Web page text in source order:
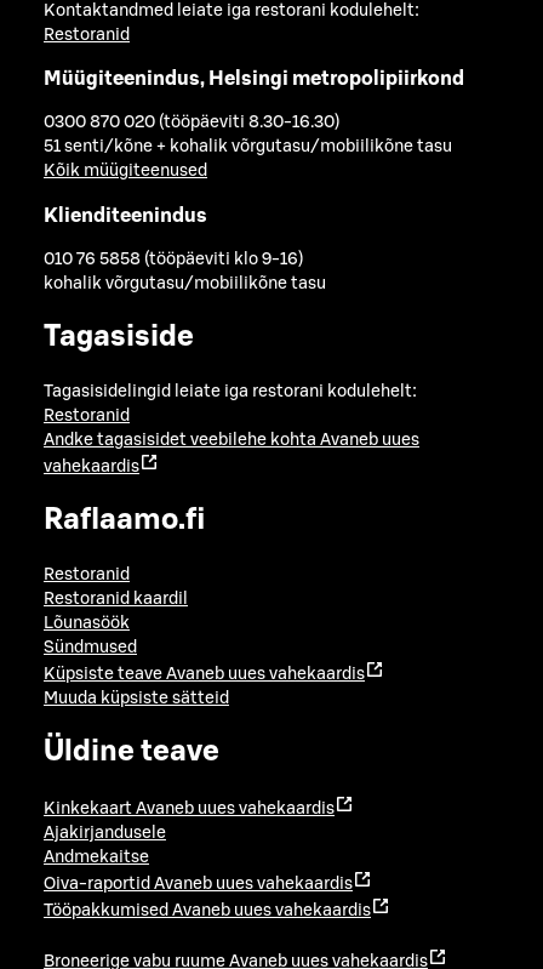
Kontaktandmed leiate iga restorani kodulehelt:
Restoranid
Müügiteenindus, Helsingi metropolipiirkond
0300 870 020 (tööpäeviti 8.30-16.30)
51 senti/kõne + kohalik võrgutasu/mobiilikõne tasu
Kõik müügiteenused
Klienditeenindus
010 76 5858 (tööpäeviti klo 9-16)
kohalik võrgutasu/mobiilikõne tasu
Tagasiside
Tagasisidelingid leiate iga restorani kodulehelt:
Restoranid
Andke tagasisidet veebilehe kohta Avaneb uues
vahekaardis
Raflaamo.fi
Restoranid
Restoranid kaardil
Lõunasöök
Sündmused
Küpsiste teave Avaneb uues vahekaardis
Muuda küpsiste sätteid
Üldine teave
Kinkekaart Avaneb uues vahekaardis
Ajakirjandusele
Andmekaitse
Oiva-raportid Avaneb uues vahekaardis
Tööpakkumised Avaneb uues vahekaardis
Broneerige vabu ruume Avaneb uues vahekaardis